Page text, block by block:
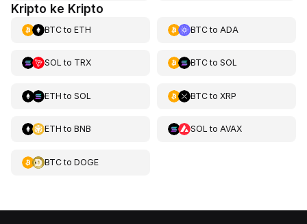
Kripto ke Kripto
BTCto ETH BTCto ADA
SOL to TRX BTCto SOL
ETH to SOL BTCto XRP
ETH to BNB SOL to AVAX
BTCto DOGE